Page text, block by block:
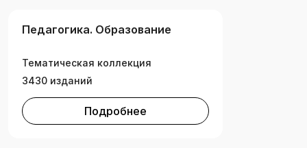
Педагогика. Образование
Тематическая коллекция
3430 изданий
Подробнее